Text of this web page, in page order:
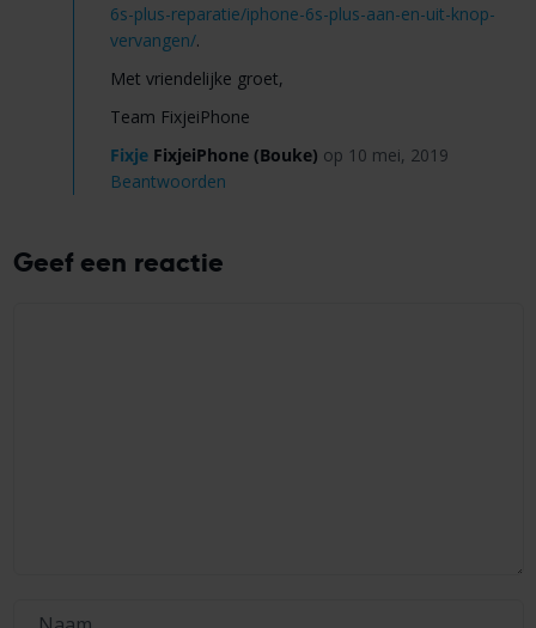
6s-plus-reparatie/iphone-6s-plus-aan-en-uit-knop-
vervangen/.
Met vriendelijke groet,
Team FixjeiPhone
FixjeFixjeiPhone (Bouke) op 10 mei, 2019
Beantwoorden
Geef een reactie